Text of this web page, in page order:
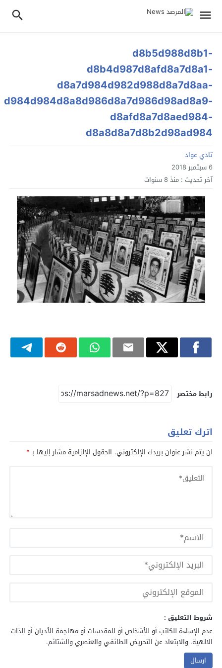
d8b5d988d8b1-
d8b4d987d8afd8a7d8a1-
d8a7d984d982d988d8a7d8aa-
d8afd8a7d8aed984-
d8a8d8a7d8b2d98ad984
تادي عواد
6 سبتمبر 2018
آخر تحديث : منذ 8 سنوات
رابط مختصر
اترك تعليق
لن يتم نشر عنوان بريدك الإلكتروني. الحقول الإلزامية مشار إليها بـ*
شروط التعليق :
عدم الإساءة للكاتب أو للأشخاص أو للمقدسات أو مهاجمة الأديان أو الذات
الالهية. والابتعاد عن التحريض الطائفي والعنصري والشتائم.